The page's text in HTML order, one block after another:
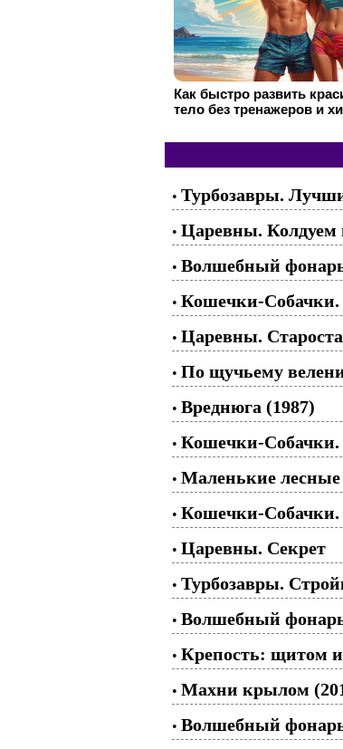
Как быстро развить
тело без тренажеров и
• Турбозавры.
• Царевны. Колдуем
• Волшебный
• Кошечки-
• Царевны. Староста
• По щучьему
• Вреднюга (1987)
• Кошечки-
• Маленькие
• Кошечки-Собачки.
• Царевны. Секрет
• Турбозавры.
• Волшебный
• Крепость: щитом
• Махни крылом
• Волшебный